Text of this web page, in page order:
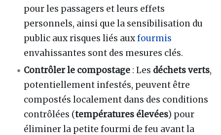
pour les passagers et leurs effets
personnels, ainsi que la sensibilisation du
public aux risques liés auxfourmis
envahissantes sont des mesures clés.
Contrôler le compostage : Les déchets verts,
potentiellement infestés, peuvent être
compostés localement dans des conditions
contrôlées (températures élevées) pour
éliminer la petite fourmi de feu avant la